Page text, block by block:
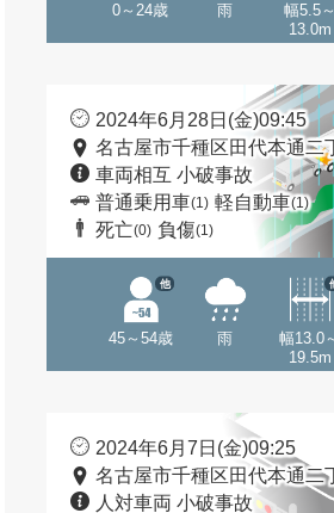
0～24歳 雨
幅5.5～
13.0m
2024年6月28日(金)09:45
名古屋市千種区田代本通二
車両相互 小破事故
普通乗用車(1) 軽自動車(1)
死亡(0) 負傷(1)
45～54歳
他
雨
幅13.0
19.5m
2024年6月7日(金)09:25
名古屋市千種区田代本通二
人対車両 小破事故